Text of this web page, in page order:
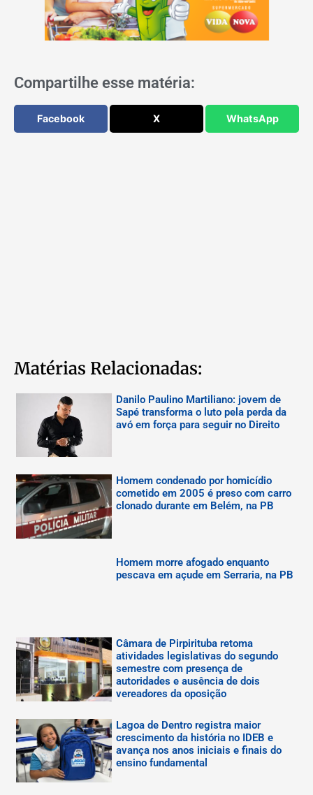
Compartilhe esse matéria:
Facebook X WhatsApp
Matérias Relacionadas:
Danilo Paulino Martiliano: jovem de
Sapé transforma o luto pela perda da
avó em força para seguir no Direito
Homem condenado por homicídio
cometido em 2005 é preso com carro
clonado durante em Belém, na PB
Homem morre afogado enquanto
pescava em açude em Serraria, na PB
Câmara de Pirpirituba retoma
atividades legislativas do segundo
semestre com presença de
autoridades e ausência de dois
vereadores da oposição
Lagoa de Dentro registra maior
crescimento da história no IDEB e
avança nos anos iniciais e finais do
ensino fundamental